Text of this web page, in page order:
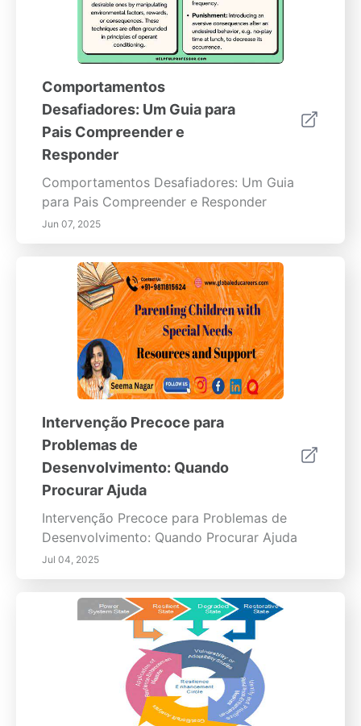
Comportamentos
Desafiadores: Um Guia para
Pais Compreender e
Responder
Comportamentos Desafiadores: Um Guia
para Pais Compreender e Responder
Jun 07, 2025
Intervenção Precoce para
Problemas de
Desenvolvimento: Quando
Procurar Ajuda
Intervenção Precoce para Problemas de
Desenvolvimento: Quando Procurar Ajuda
Jul 04, 2025